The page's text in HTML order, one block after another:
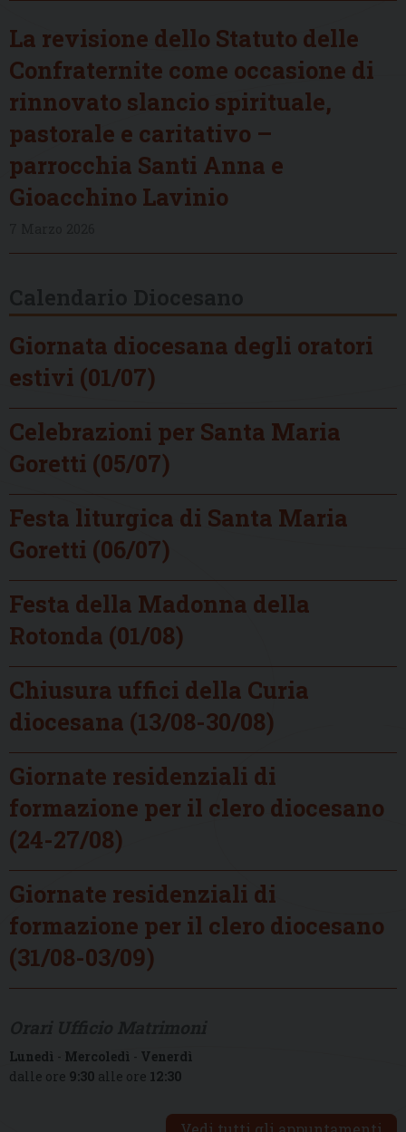
La revisione dello Statuto delle
Confraternite come occasione di
rinnovato slancio spirituale,
pastorale e caritativo –
parrocchia Santi Anna e
Gioacchino Lavinio
Giornata diocesana degli oratori
estivi (01/07)
Celebrazioni per Santa Maria
Goretti (05/07)
Festa liturgica di Santa Maria
Goretti (06/07)
Festa della Madonna della
Rotonda (01/08)
Chiusura uffici della Curia
diocesana (13/08-30/08)
Giornate residenziali di
formazione per il clero diocesano
(24-27/08)
Giornate residenziali di
formazione per il clero diocesano
(31/08-03/09)
Lunedì - Mercoledì - Venerdì
dalle ore 9:30 alle ore 12:30